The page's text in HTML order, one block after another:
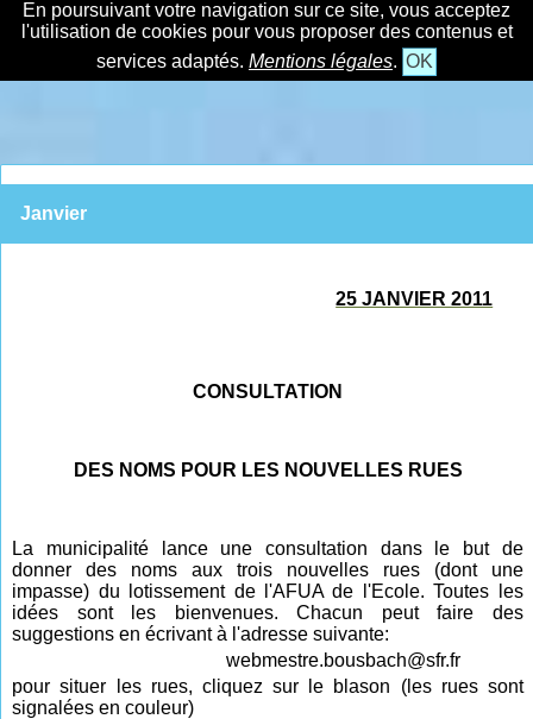
En poursuivant votre navigation sur ce site, vous acceptez
l'utilisation de cookies pour vous proposer des contenus et
services adaptés. Mentions légales. OK
Janvier
25 JANVIER 2011
CONSULTATION
DES NOMS POUR LES NOUVELLES RUES
La municipalité lance une consultation dans le but de
donner des noms aux trois nouvelles rues (dont une
impasse) du lotissement de l'AFUA de l'Ecole. Toutes les
idées sont les bienvenues. Chacun peut faire des
suggestions en écrivant à l'adresse suivante:
webmestre.bousbach@sfr.fr
pour situer les rues, cliquez sur le blason (les rues sont
signalées en couleur)